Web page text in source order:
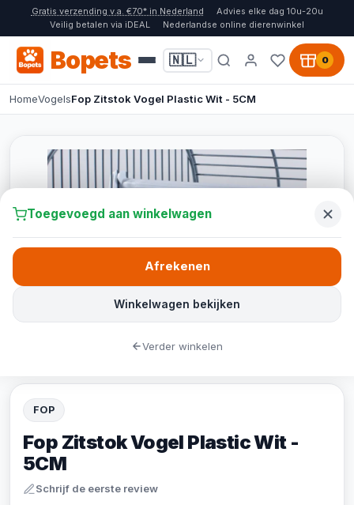
Gratis verzending v.a. €70* in Nederland
Advies elke dag 10u-20u
Veilig betalen via iDEAL
Nederlandse online dierenwinkel
Bopets 🇳🇱 0
HomeVogelsFop Zitstok Vogel Plastic Wit - 5CM
FOP
Fop Zitstok Vogel Plastic Wit -
5CM
Schrijf de eerste review
Toegevoegd aan winkelwagen
Winkelwagen bekijken
Afrekenen
Verder winkelen